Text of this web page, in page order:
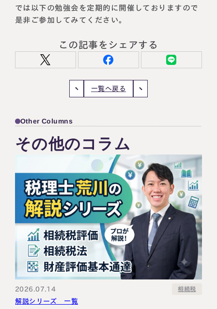
では以下の勉強会を定期的に開催しておりますので
是非ご参加してみてください。
この記事をシェアする
一覧へ戻る
Other Columns
その他のコラム
2026.07.14 相続税
解説シリーズ 一覧